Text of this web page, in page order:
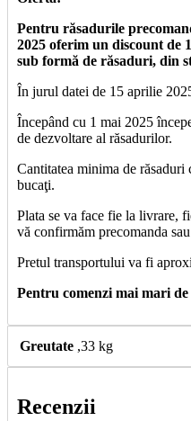
Pentru răsadurile
2025 oferim un discount de
sub formă de răsaduri, din
În jurul datei de 15 aprilie
Începând cu 1 mai 2025
de dezvoltare al răsadurilor.
Cantitatea minima de răsaduri
bucaţi.
Plata se va face fie la livrare,
vă confirmăm precomanda
Pretul transportului va fi
Pentru comenzi mai mari
Greutate ,33 kg
Recenzii